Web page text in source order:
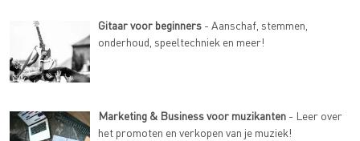
Gitaar voor beginners - Aanschaf, stemmen,
onderhoud, speeltechniek en meer!
Marketing & Business voor muzikanten - Leer over
het promoten en verkopen van je muziek!